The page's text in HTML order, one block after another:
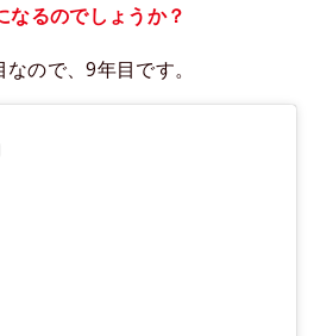
なるのでしょうか？
ので、9年目です。